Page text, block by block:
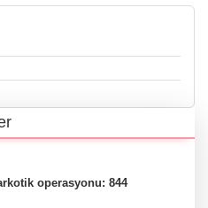
operasyonu: 844